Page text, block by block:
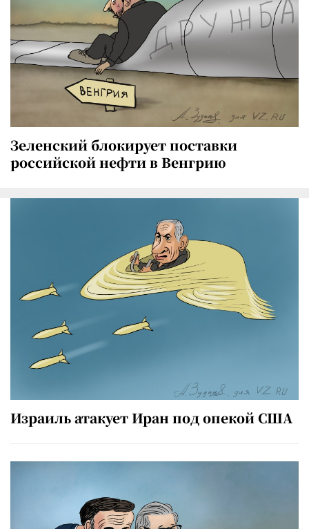
Зеленский блокирует поставки
российской нефти в Венгрию
Израиль атакует Иран под опекой США